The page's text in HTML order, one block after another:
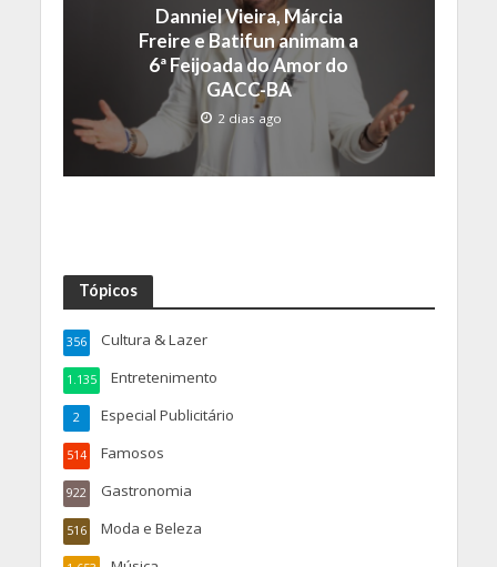
Danniel Vieira, Márcia
Freire e Batifun animam a
6ª Feijoada do Amor do
GACC-BA
2 dias ago
Tópicos
Cultura & Lazer
356
Entretenimento
1.135
Especial Publicitário
2
Famosos
514
Gastronomia
922
Moda e Beleza
516